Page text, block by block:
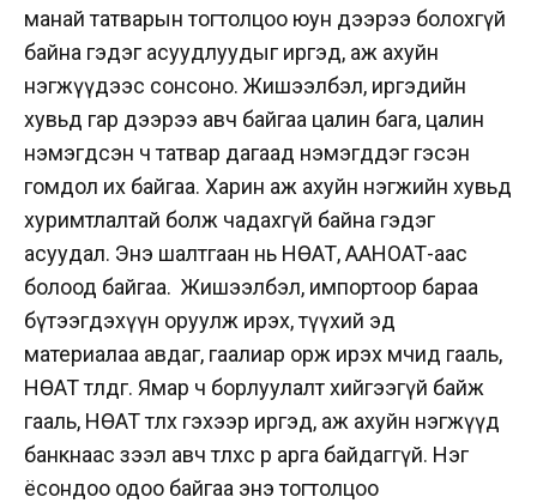
манай татварын тогтолцоо юун дээрээ болохгүй
байна гэдэг асуудлуудыг иргэд, аж ахуйн
нэгжүүдээс сонсоно. Жишээлбэл, иргэдийн
хувьд гар дээрээ авч байгаа цалин бага, цалин
нэмэгдсэн ч татвар дагаад нэмэгддэг гэсэн
гомдол их байгаа. Харин аж ахуйн нэгжийн хувьд
хуримтлалтай болж чадахгүй байна гэдэг
асуудал. Энэ шалтгаан нь НӨАТ, ААНОАТ-аас
болоод байгаа. Жишээлбэл, импортоор бараа
бүтээгдэхүүн оруулж ирэх, түүхий эд
материалаа авдаг, гаалиар орж ирэх мөчид гааль,
НӨАТ төлдөг. Ямар ч борлуулалт хийгээгүй байж
гааль, НӨАТ төлөх гэхээр иргэд, аж ахуйн нэгжүүд
банкнаас зээл авч төлөхөөс өөр арга байдаггүй. Нэг
ёсондоо одоо байгаа энэ тогтолцоо